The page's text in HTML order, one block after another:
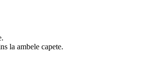
la ambele capete.